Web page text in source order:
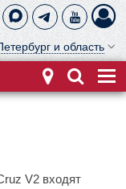
и область
V2 входят